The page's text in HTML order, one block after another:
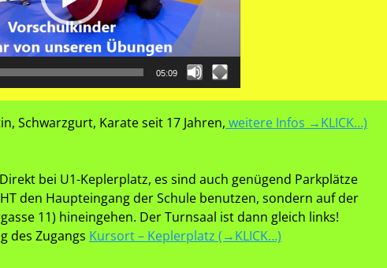
05:09
Schwarzgurt, Karate seit 17 Jahren, weitere Infos →KLICK…)
bei U1-Keplerplatz, es sind auch genügend Parkplätze
den Haupteingang der Schule benutzen, sondern auf der
11) hineingehen. Der Turnsaal ist dann gleich links!
des Zugangs Kursort – Keplerplatz (→KLICK…)